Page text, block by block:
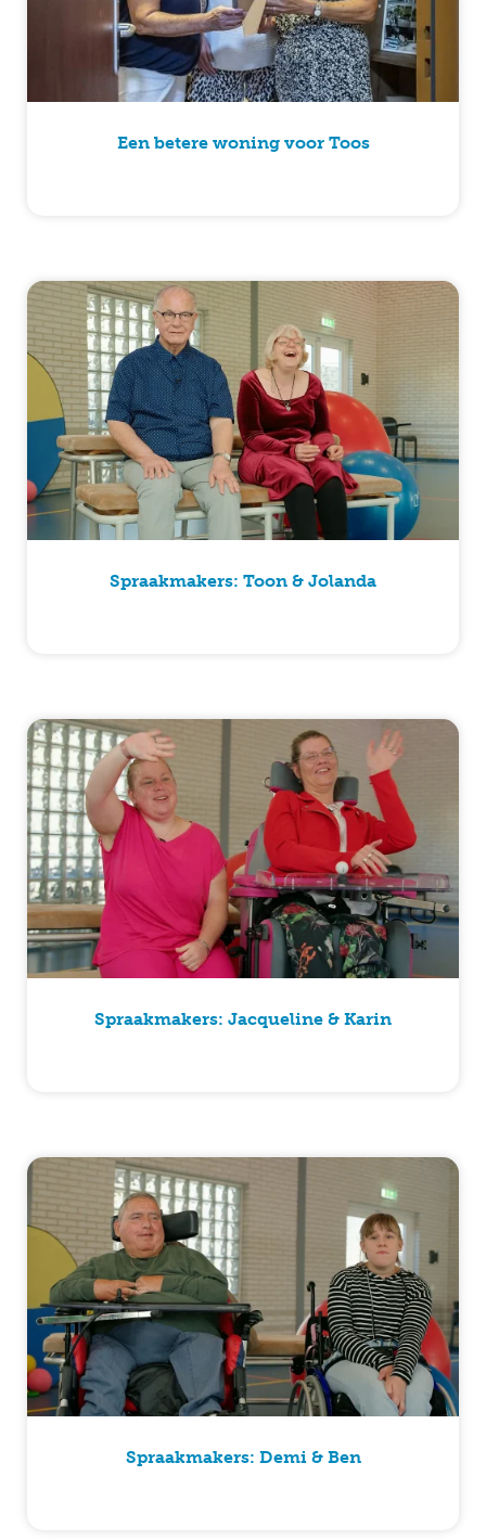
Een betere woning voor Toos
Spraakmakers: Toon & Jolanda
Spraakmakers: Jacqueline & Karin
Spraakmakers: Demi & Ben